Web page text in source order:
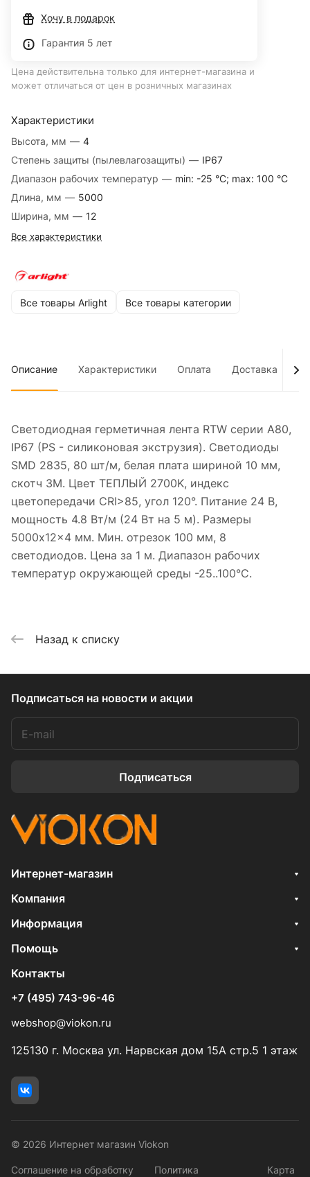
Характеристики
Высота, мм — 4
Степень защиты (пылевлагозащиты) — IP67
Диапазон рабочих температур — min: -25 °C; max: 100 °C
Длина, мм — 5000
Ширина, мм — 12
Все характеристики
Все товары Arlight Все товары категории
Хочу в подарок
Гарантия 5 лет
Цена действительна только для интернет-магазина и
может отличаться от цен в розничных магазинах
Описание Характеристики Оплата Доставка
Светодиодная герметичная лента RTW серии A80,
IP67 (PS - силиконовая экструзия). Светодиоды
SMD 2835, 80 шт/м, белая плата шириной 10 мм,
скотч 3M. Цвет ТЕПЛЫЙ 2700K, индекс
цветопередачи CRI>85, угол 120°. Питание 24 В,
мощность 4.8 Вт/м (24 Вт на 5 м). Размеры
5000x12x4 мм. Мин. отрезок 100 мм, 8
светодиодов. Цена за 1 м. Диапазон рабочих
температур окружающей среды -25..100°С.
Назад к списку
Подписаться на новости и акции
Подписаться
Интернет-магазин
Компания
Информация
Помощь
Контакты
+7 (495) 743-96-46
webshop@viokon.ru
125130 г. Москва ул. Нарвская дом 15А стр.5 1 этаж
© 2026 Интернет магазин Viokon
Соглашение на обработку Политика Карта